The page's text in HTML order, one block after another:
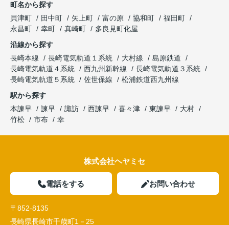
町名から探す
貝津町
田中町 矢上町 富の原 協和町
福田町
永昌町
幸町 真崎町
多良見町化屋
沿線から探す
長崎本線
長崎電気軌道１系統 大村線
島原鉄道
長崎電気軌道４系統
西九州新幹線
長崎電気軌道３系統
長崎電気軌道５系統
佐世保線
松浦鉄道西九州線
駅から探す
本諫早
諫早 諏訪 西諫早 喜々津 東諫早
大村
竹松
市布 幸
株式会社ヘヤミセ
電話をする お問い合わせ
〒852-8135
長崎県長崎市千歳町1－25